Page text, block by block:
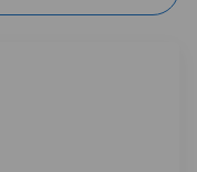
email